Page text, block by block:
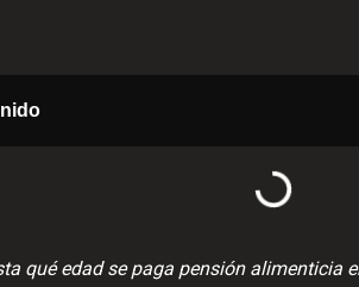
qué edad se paga pensión alimenticia